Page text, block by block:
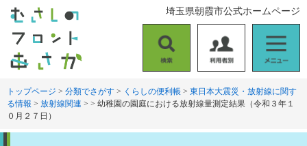
す
し
索
用
者
別
ニ
ュ
ー
埼玉県朝霞市公式ホームページ
トップページ > 分類でさがす > くらしの便利帳 > 東日本大震災・放射線に関す
る情報 > 放射線関連 > > 幼稚園の園庭における放射線量測定結果（令和３年１
０月２７日）